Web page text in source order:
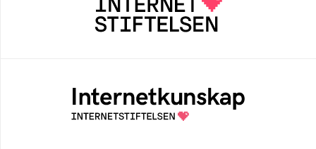
Internetstiftelsen verkar för ett internet som
bidrar positivt till människan och samhället
Samlad kunskap som hjälper dig att bli en
säker och medveten internetanvändare